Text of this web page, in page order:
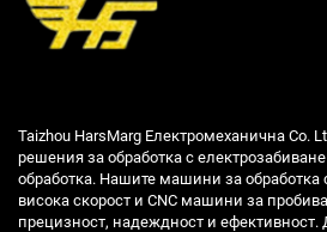
Taizhou HarsMarg Електромеханична Co.
решения за обработка с
обработка. Нашите машини за
висока скорост и CNC машини за
прецизност, надеждност и ефективност.